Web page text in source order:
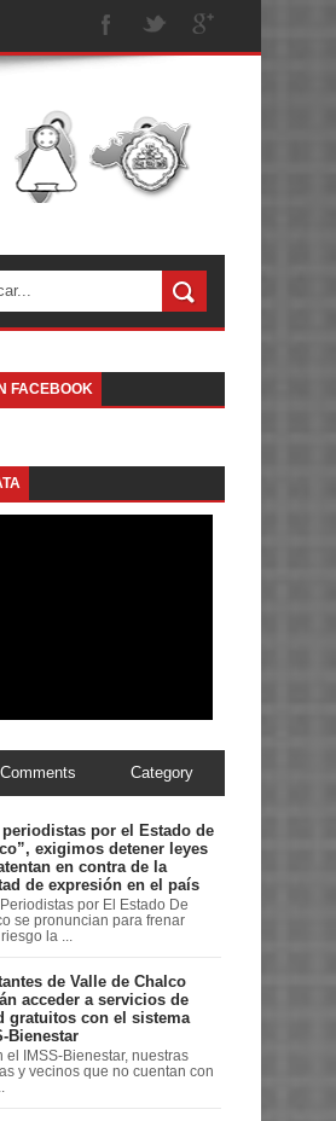
FACEBOOK
Comments Category
periodistas por el Estado de
exigimos detener leyes
en contra de la
de expresión en el país
por El Estado De
se pronuncian para frenar
la ...
de Valle de Chalco
acceder a servicios de
gratuitos con el sistema
Bienestar
el IMSS-Bienestar, nuestras
y vecinos que no cuentan con